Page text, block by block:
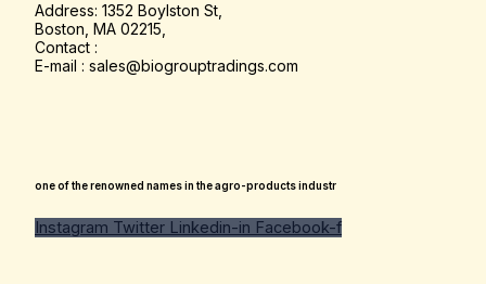
Address: 1352 Boylston St,
Boston, MA 02215,
Contact :
E-mail : sales@biogrouptradings.com
one of the renowned names in the agro-products industr
Instagram Twitter Linkedin-in Facebook-f